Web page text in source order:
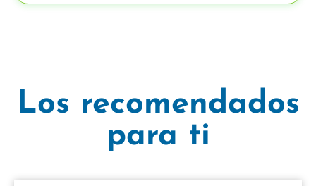
Los recomendados
para ti